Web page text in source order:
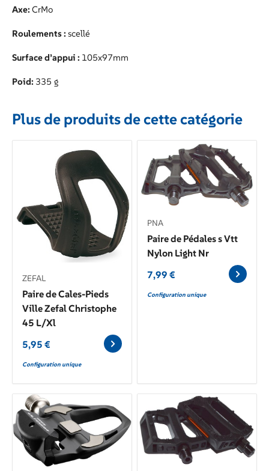
Axe: CrMo
Roulements : scellé
Surface d’appui : 105x97mm
Poid: 335 g
Plus de produits de cette catégorie
ZEFAL
Paire de Cales-Pieds
Ville Zefal Christophe
45 L/Xl
5,95 €
Configuration unique
PNA
Paire de Pédales s Vtt
Nylon Light Nr
7,99 €
Configuration unique